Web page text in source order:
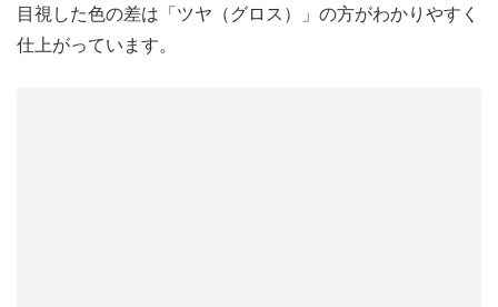
目視した色の差は「ツヤ（グロス）」の方がわかりやすく
仕上がっています。